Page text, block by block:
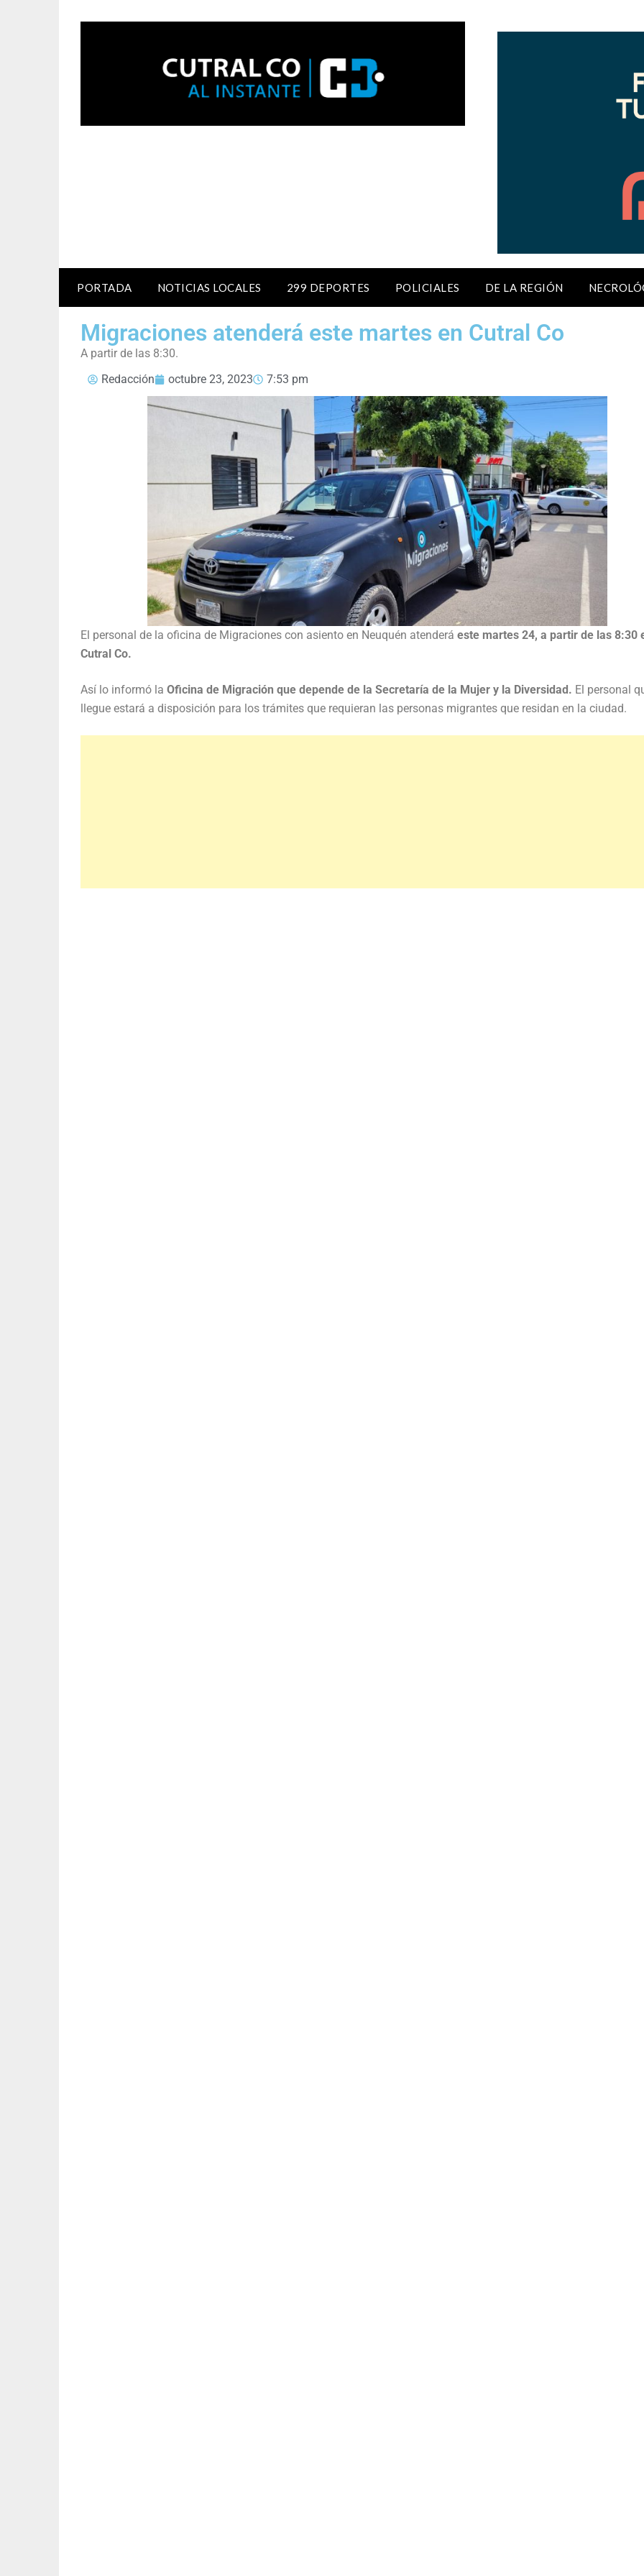
PORTADA NOTICIAS LOCALES 299 DEPORTES POLICIALES DE LA REGIÓN
Migraciones atenderá este martes en Cutral Co
A partir de las 8:30.
Redacción
octubre 23, 2023 7:53 pm
El personal de la oficina de Migraciones con asiento en Neuquén atenderá este martes 24, a partir de las 8:30
Cutral Co.
Así lo informó la Oficina de Migración que depende de la Secretaría de la Mujer y la Diversidad. El personal
llegue estará a disposición para los trámites que requieran las personas migrantes que residan en la ciudad.